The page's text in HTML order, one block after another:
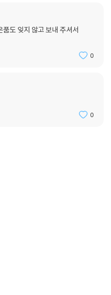
품도 잊지 않고 보내 주셔서
0
0